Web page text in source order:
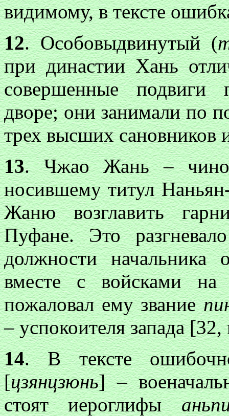
видимому, в тексте
12. Особовыдвинутый (
при династии Хань
совершенные подвиги
дворе; они занимали по
трех высших сановников
13. Чжао Жань –
носившему титул
Жаню возглавить
Пуфане. Это
должности
вместе с войсками
пожаловал ему звание
– успокоителя запада
14. В тексте
[цзянцзюнь] –
стоят иероглифы